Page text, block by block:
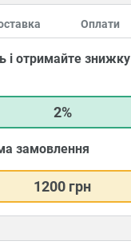
Оплати
і отримайте знижку
2%
замовлення
1200 грн